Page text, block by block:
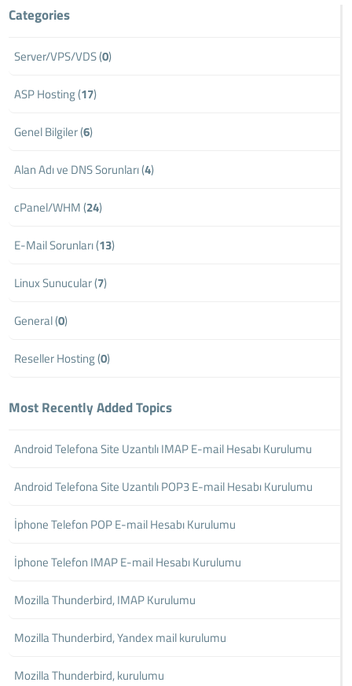
Categories
Server/VPS/VDS (0)
ASP Hosting (17)
Genel Bilgiler (6)
Alan Adı ve DNS Sorunları (4)
cPanel/WHM (24)
E-Mail Sorunları (13)
Linux Sunucular (7)
General (0)
Reseller Hosting (0)
Most Recently Added Topics
Android Telefona Site Uzantılı IMAP E-mail Hesabı Kurulumu
Android Telefona Site Uzantılı POP3 E-mail Hesabı Kurulumu
İphone Telefon POP E-mail Hesabı Kurulumu
İphone Telefon IMAP E-mail Hesabı Kurulumu
Mozilla Thunderbird, IMAP Kurulumu
Mozilla Thunderbird, Yandex mail kurulumu
Mozilla Thunderbird, kurulumu